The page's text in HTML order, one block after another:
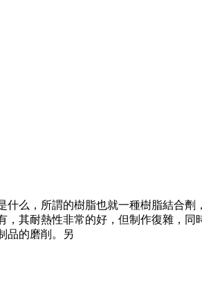
么，所謂的樹脂也就一種樹脂結合
其耐熱性非常的好，但制作復雜，
品的磨削。另